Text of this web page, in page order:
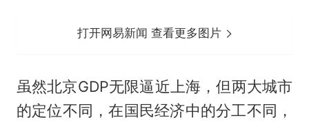
打开网易新闻 查看更多图片
虽然北京GDP无限逼近上海，但两大城市
的定位不同，在国民经济中的分工不同，